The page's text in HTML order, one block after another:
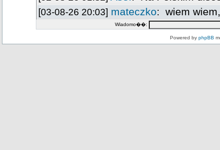
Wiadomo��:
Powered by phpBB